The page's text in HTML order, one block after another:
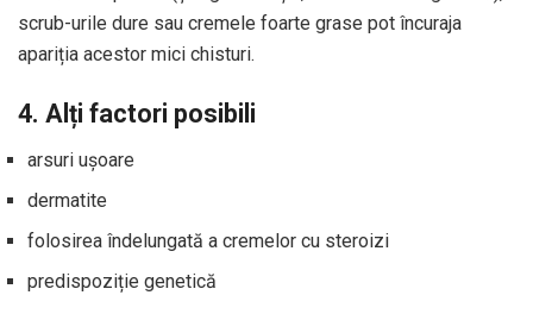
scrub-urile dure sau cremele foarte grase pot încuraja
apariția acestor mici chisturi.
4. Alți factori posibili
arsuri ușoare
dermatite
folosirea îndelungată a cremelor cu steroizi
predispoziție genetică